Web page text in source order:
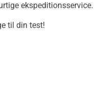
ekspeditionsservice.
til din test!